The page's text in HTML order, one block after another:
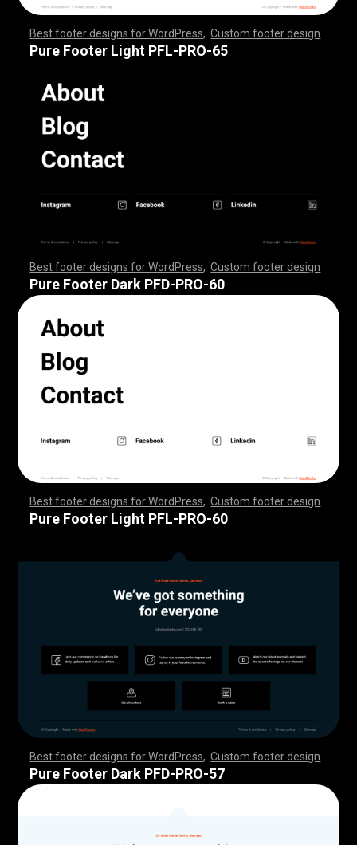
Best footer designs for WordPress ,Custom footer design
,,,,,,,,,,,,,,,,,,,,,,,,,,,,,,,,,,,,, ,,,,,,,,,,,,,,,,,,,,,,,,
,,,,,,,,,,,,,,,,,,,,,,,,,,,,,,,,,,,,, ,,,,,,,,,,,,,,,,,,,,,,,,
,,,,,,,,
Pure Footer Light PFL-PRO-65
Best footer designs for WordPress ,Custom footer design
,,,,,,,,,,,,,,,,,,,,,,,,,,,,,,,,,,,,, ,,,,,,,,,,,,,,,,,,,,,,,,
,,,,,,,,,,,,,,,,,,,,,,,,,,,,,,,,,,,,, ,,,,,,,,,,,,,,,,,,,,,,,,
,,,,,,,,
Pure Footer Dark PFD-PRO-60
Best footer designs for WordPress ,Custom footer design
,,,,,,,,,,,,,,,,,,,,,,,,,,,,,,,,,,,,, ,,,,,,,,,,,,,,,,,,,,,,,,
,,,,,,,,,,,,,,,,,,,,,,,,,,,,,,,,,,,,, ,,,,,,,,,,,,,,,,,,,,,,,,
,,,,,,,,
Pure Footer Light PFL-PRO-60
Best footer designs for WordPress ,Custom footer design
,,,,,,,,,,,,,,,,,,,,,,,,,,,,,,,,,,,,, ,,,,,,,,,,,,,,,,,,,,,,,,
,,,,,,,,,,,,,,,,,,,,,,,,,,,,,,,,,,,,, ,,,,,,,,,,,,,,,,,,,,,,,,
,,,,,,,,
Pure Footer Dark PFD-PRO-57